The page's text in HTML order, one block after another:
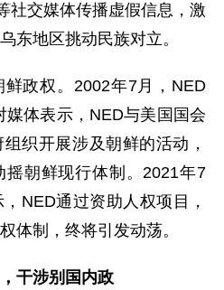
社交媒体传播虚假信息，激
东地区挑动民族对立。
鲜政权。2002年7月，NED
媒体表示，NED与美国国会
织开展涉及朝鲜的活动，
朝鲜现行体制。2021年7
NED通过资助人权项目，
体制，终将引发动荡。
干涉别国内政